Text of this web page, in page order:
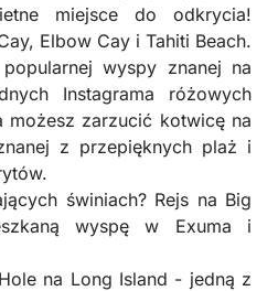
miejsce do odkrycia!
Elbow Cay i Tahiti Beach.
wyspy znanej na
Instagrama różowych
zarzucić kotwicę na
z przepięknych plaż i
świniach? Rejs na Big
wyspę w Exuma i
na Long Island - jedną z